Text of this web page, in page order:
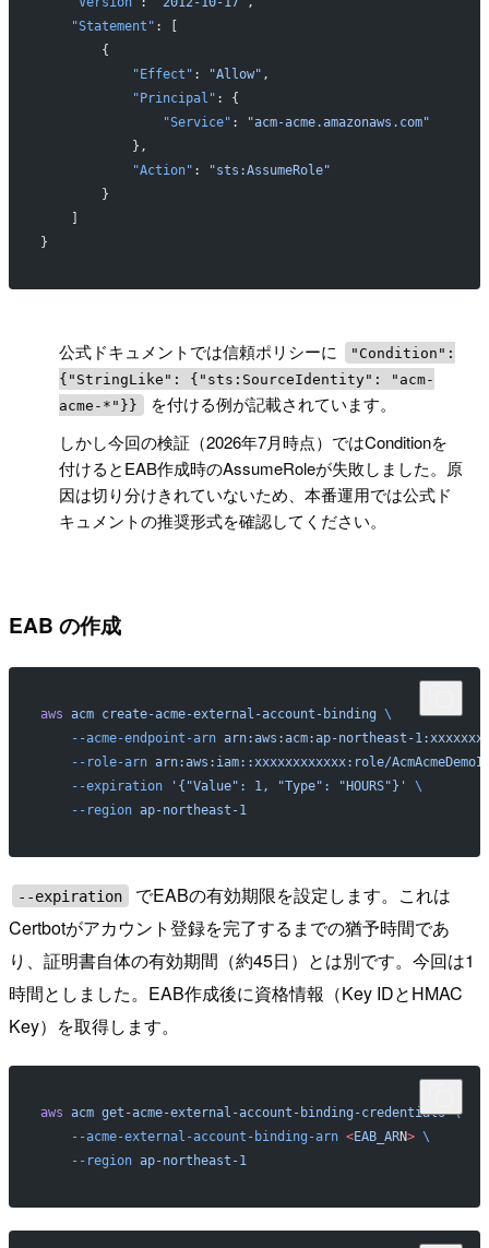
    "Statement"
: [
        {
            "Effect"
: "Allow" ,
            "Principal"
: {
                "Service"
:
"acm-acme.amazonaws.com"
            },
            "Action"
:
"sts:AssumeRole"
        }
}
公式ドキュメントでは信頼ポリシーに
"Condition":
{"StringLike": {"sts:SourceIdentity": "acm-
acme-*"}}
を付ける例が記載されています。
しかし今回の検証（2026年7月時点）ではConditionを
付けるとEAB作成時のAssumeRoleが失敗しました。原
因は切り分けきれていないため、本番運用では公式ド
キュメントの推奨形式を確認してください。
EAB の作成
aws acm create-acme-external-account-binding \
    --acme-endpoint-arn
arn:aws:acm:ap-northeast-
    --role-arn
arn:aws:iam::xxxxxxxxxxxx:role/
    --expiration
'{"Value": 1, "Type": "HOURS"}'
\
    --region
ap-northeast-1
--expiration
でEABの有効期限を設定します。これは
Certbotがアカウント登録を完了するまでの猶予時間であ
り、証明書自体の有効期間（約45日）とは別です。今回は1
時間としました。EAB作成後に資格情報（Key IDとHMAC
Key）を取得します。
aws acm get-acme-external-account-binding-credentials \
    --acme-external-account-binding-arn
<EAB_ARN> \
    --region
ap-northeast-1